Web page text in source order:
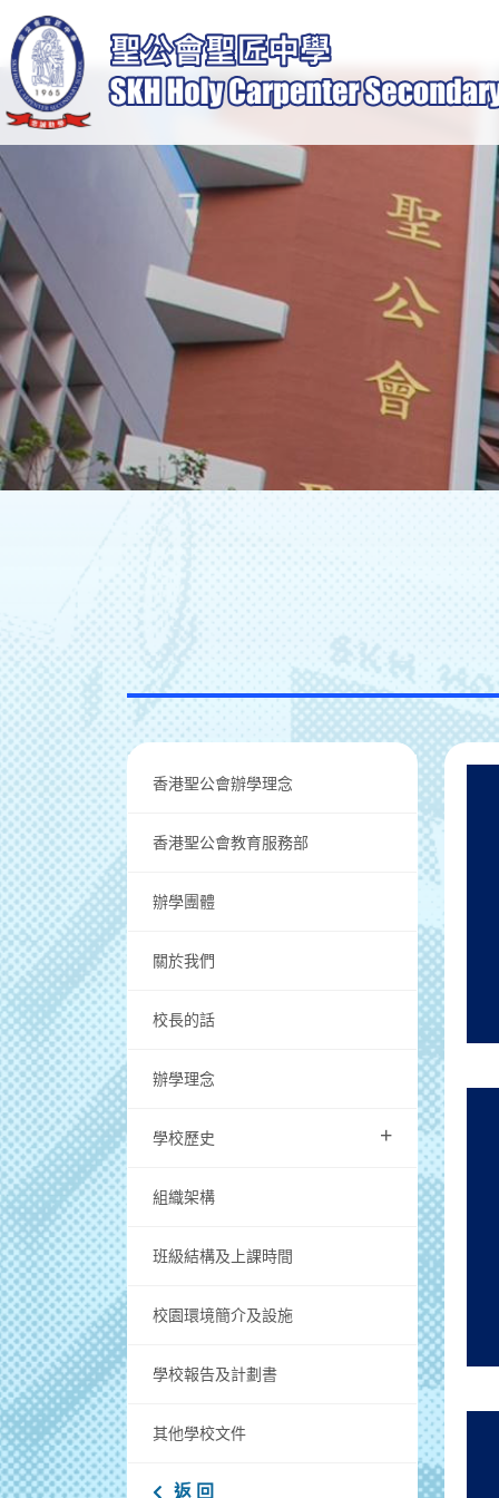
香港聖公會辦學理念
香港聖公會教育服務部
辦學團體
關於我們
校長的話
辦學理念
學校歷史 +
組織架構
班級結構及上課時間
校園環境簡介及設施
學校報告及計劃書
其他學校文件
返 回